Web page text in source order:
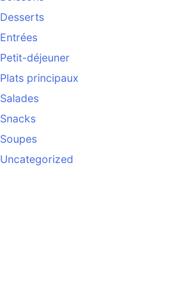
Desserts
Entrées
Petit-déjeuner
Plats principaux
Salades
Snacks
Soupes
Uncategorized